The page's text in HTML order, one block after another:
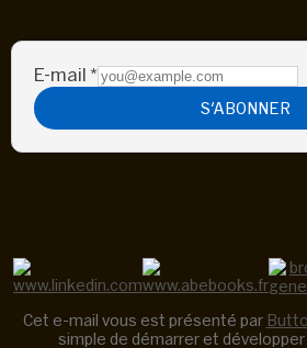
E-mail *
S'ABONNER
Cet e-mail vous est présenté par
simple de démarrer et